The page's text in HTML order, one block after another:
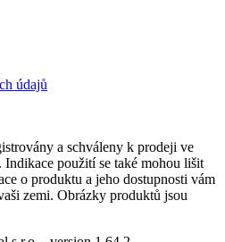
údajů
a schváleny k prodeji ve
Indikace použití se také mohou lišit
o produktu a jeho dostupnosti vám
zemi. Obrázky produktů jsou